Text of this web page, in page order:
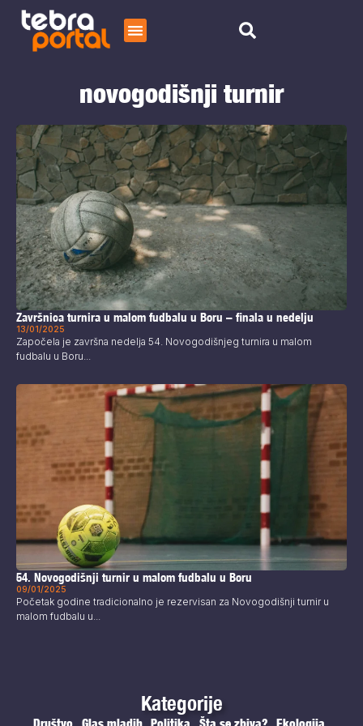
Čitaj
O nama
novogodišnji turnir
Završnica turnira u malom fudbalu u Boru – finala u nedelju
13/01/2025
Započela je završna nedelja 54. Novogodišnjeg turnira u malom
fudbalu u Boru...
54. Novogodišnji turnir u malom fudbalu u Boru
09/01/2025
Početak godine tradicionalno je rezervisan za Novogodišnji turnir u
malom fudbalu u...
Kategorije
Društvo Glas mladih Politika Šta se zbiva? Ekologija